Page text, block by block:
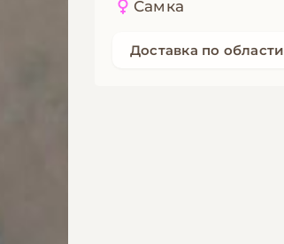
Самка
Доставка по области